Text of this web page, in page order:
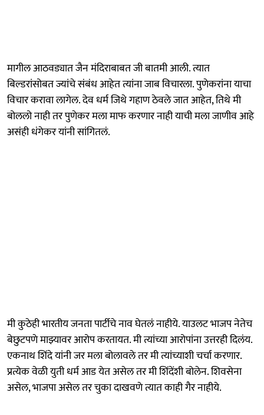
मागील आठवड्यात जैन मंदिराबाबत जी बातमी आली. त्यात
बिल्डरांसोबत ज्यांचे संबंध आहेत त्यांना जाब विचारला. पुणेकरांना याचा
विचार करावा लागेल. देव धर्म जिथे गहाण ठेवले जात आहेत, तिथे मी
बोललो नाही तर पुणेकर मला माफ करणार नाही याची मला जाणीव आहे
असंही धंगेकर यांनी सांगितलं.
मी कुठेही भारतीय जनता पार्टीचे नाव घेतलं नाहीये. याउलट भाजप नेतेच
बेछुटपणे माझ्यावर आरोप करतायत. मी त्यांच्या आरोपांना उत्तरही दिलंय.
एकनाथ शिंदे यांनी जर मला बोलावले तर मी त्यांच्याशी चर्चा करणार.
प्रत्येक वेळी युती धर्म आड येत असेल तर मी शिंदेंशी बोलेन. शिवसेना
असेल, भाजपा असेल तर चुका दाखवणे त्यात काही गैर नाहीये.